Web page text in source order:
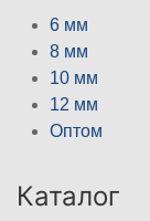
6 мм
8 мм
10 мм
12 мм
Оптом
Каталог